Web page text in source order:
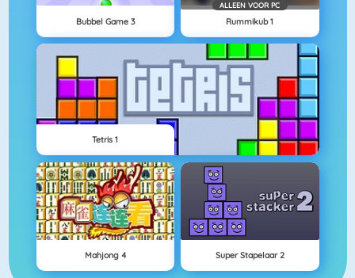
Bubbel Game 3
ALLEEN VOOR PC
Rummikub 1
Tetris 1
Mahjong 4 Super Stapelaar 2